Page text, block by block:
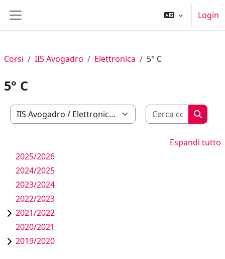
Pannello laterale
Login
Corsi IIS Avogadro Elettronica 5° C
5° C
Categorie di corso
Cerca
Cerca
Espandi tutto
2025/2026
2024/2025
2023/2024
2022/2023
2021/2022
2020/2021
2019/2020